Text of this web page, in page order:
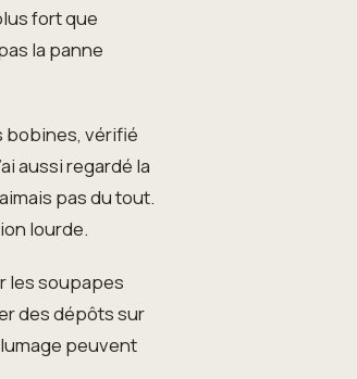
fort que
la panne
bobines, vérifié
aussi regardé la
pas du tout.
lourde.
les soupapes
des dépôts sur
peuvent